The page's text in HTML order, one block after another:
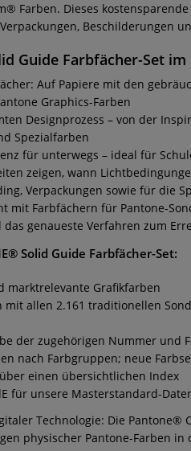
Farben. Dieses
Beschilderungen
Guide Farbfächer-Set im
Auf Papiere mit den
Graphics-Farben
Designprozess – von der
Spezialfarben
für unterwegs – ideal für
zeigen, wann
Verpackungen sowie für die
mit Farbfächern für Pantone-
genaueste Verfahren zum
Solid Guide Farbfächer-Set:
marktrelevante Grafikfarben
mit allen 2.161 traditionellen
der zugehörigen Nummer und
nach Farbgruppen; neue
einen übersichtlichen Index
für unsere Masterstandard-
Technologie: Die
physischer Pantone-Farben in